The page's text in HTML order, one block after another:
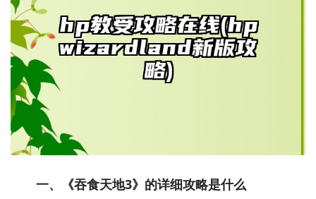
一、《吞食天地3》的详细攻略是什么